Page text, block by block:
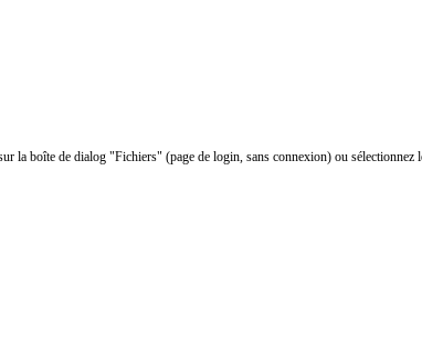
la boîte de dialog "Fichiers" (page de login, sans connexion) ou sélectionnez